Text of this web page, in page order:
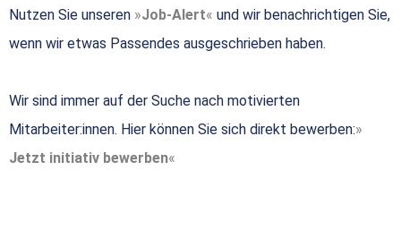
Nutzen Sie unseren
Job-Alert
und wir benachrichtigen Sie,
wenn wir etwas Passendes ausgeschrieben haben.
Wir sind immer auf der Suche nach motivierten
Mitarbeiter:innen. Hier können Sie sich direkt bewerben:
Jetzt initiativ bewerben